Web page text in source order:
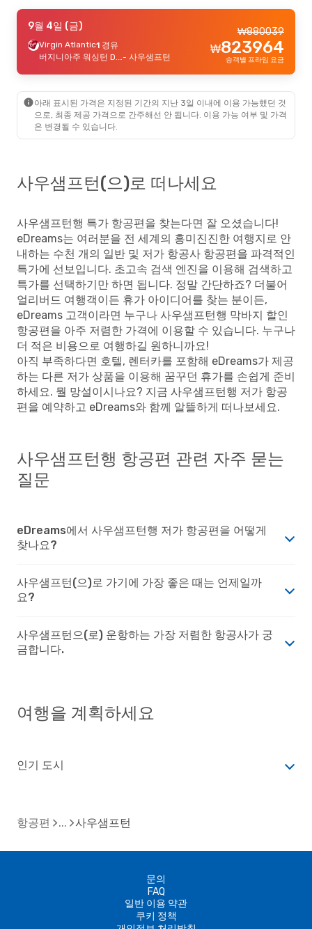
9월 23일 (수)
부산 - 사우샘프턴
2052065
₩
1962916
₩
10월 3일 (토)- 10월 10일 (토)
9월 4일 (금)
Virgin Atlantic1 경유
버지니아주 워싱턴 D.C.(알링턴 카운티)- 사우샘프턴
880039
₩
823964
₩
승객별 프라임 요금
아래 표시된 가격은 지정된 기간의 지난 3일 이내에 이용 가능했던 것
으로, 최종 제공 가격으로 간주해선 안 됩니다. 이용 가능 여부 및 가격
은 변경될 수 있습니다.
사우샘프턴(으)로 떠나세요
사우샘프턴행 특가 항공편을 찾는다면 잘 오셨습니다!
eDreams는 여러분을 전 세계의 흥미진진한 여행지로 안
내하는 수천 개의 일반 및 저가 항공사 항공편을 파격적인
특가에 선보입니다. 초고속 검색 엔진을 이용해 검색하고
특가를 선택하기만 하면 됩니다. 정말 간단하죠? 더불어
얼리버드 여행객이든 휴가 아이디어를 찾는 분이든,
eDreams 고객이라면 누구나 사우샘프턴행 막바지 할인
항공편을 아주 저렴한 가격에 이용할 수 있습니다. 누구나
더 적은 비용으로 여행하길 원하니까요!
아직 부족하다면 호텔, 렌터카를 포함해 eDreams가 제공
하는 다른 저가 상품을 이용해 꿈꾸던 휴가를 손쉽게 준비
하세요. 뭘 망설이시나요? 지금 사우샘프턴행 저가 항공
편을 예약하고 eDreams와 함께 알뜰하게 떠나보세요.
사우샘프턴행 항공편 관련 자주 묻는
질문
eDreams에서 사우샘프턴행 저가 항공편을 어떻게
찾나요?
사우샘프턴(으)로 가기에 가장 좋은 때는 언제일까
요?
사우샘프턴으(로) 운항하는 가장 저렴한 항공사가 궁
금합니다.
여행을 계획하세요
인기 도시
항공편 사우샘프턴
문의
FAQ
일반 이용 약관
쿠키 정책